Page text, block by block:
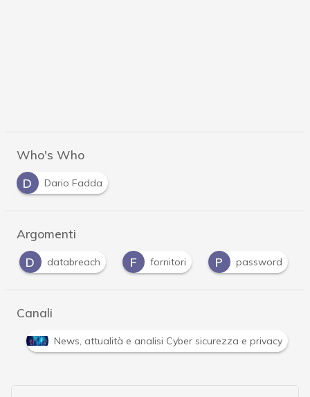
Who's Who
D
Dario Fadda
Argomenti
D
databreach F fornitori P password
Canali
reale e gli approfondimenti News, attualità e